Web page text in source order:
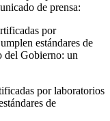
de prensa:
por
estándares de
del Gobierno: un
por laboratorios
de